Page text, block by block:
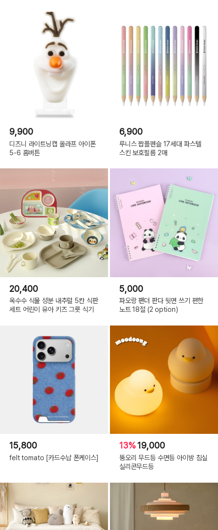
9,900
디즈니 라이트닝캡 올라프 아이폰
5-6 홈버튼
6,900
루니스 짭플펜슬 17세대 파스텔
스킨 보호필름 2매
20,400
옥수수 식물 성분 내추럴 5칸 식판
세트 어린이 유아 키즈 그릇 식기
5,000
파오랑 팬더 판다 뒷면 쓰기 편한
노트 18절 (2 option)
15,800
felt tomato [카드수납 폰케이스]
13%19,000
뚱오리 무드등 수면등 아이방 침실
실리콘무드등